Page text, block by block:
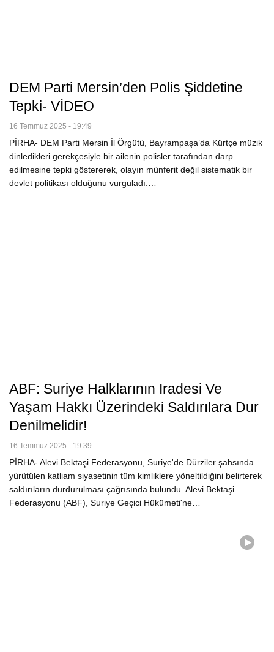
DEM Parti Mersin’den Polis Şiddetine
Tepki- VİDEO
16 Temmuz 2025 - 19:49
PİRHA- DEM Parti Mersin İl Örgütü, Bayrampaşa’da Kürtçe müzik
dinledikleri gerekçesiyle bir ailenin polisler tarafından darp
edilmesine tepki göstererek, olayın münferit değil sistematik bir
devlet politikası olduğunu vurguladı.…
ABF: Suriye Halklarının Iradesi Ve
Yaşam Hakkı Üzerindeki Saldırılara Dur
Denilmelidir!
16 Temmuz 2025 - 19:39
PİRHA- Alevi Bektaşi Federasyonu, Suriye'de Dürziler şahsında
yürütülen katliam siyasetinin tüm kimliklere yöneltildiğini belirterek
saldırıların durdurulması çağrısında bulundu. Alevi Bektaşi
Federasyonu (ABF), Suriye Geçici Hükümeti'ne…